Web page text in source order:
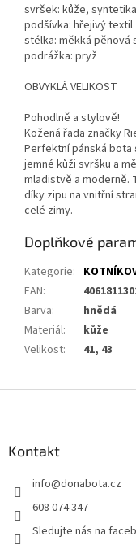
svršek: kůže, syntetika
podšívka: hřejivý textil
stélka: měkká pěnová
podrážka: pryž
OBVYKLÁ VELIKOST
Pohodlně a stylově!
Kožená řada značky
Perfektní pánská bota
jemné kůži svršku a
mladistvě a
díky zipu na vnitřní
celé zimy.
Doplňkové
Kategorie:
EAN:
Barva:
hnědá
Materiál:
kůže
Velikost: 41, 43
Kontakt
info@donabota.cz
608 074 347
Sledujte nás na